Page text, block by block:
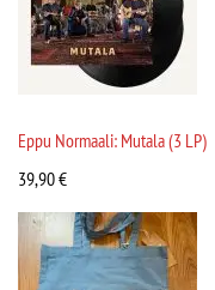
Eppu Normaali: Mutala (3 LP)
39,90€